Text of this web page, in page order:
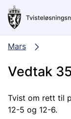
Hopp
hovedinnhold
Mars
Vedtak
Tvist om rett til
12-5 og 12-6.